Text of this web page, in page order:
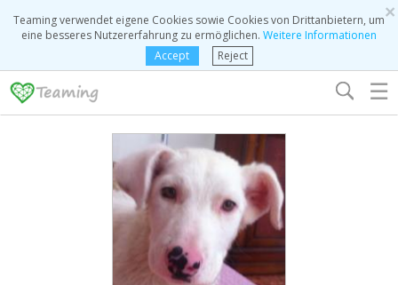
×
Teaming verwendet eigene Cookies sowie Cookies von Drittanbietern, um
eine besseres Nutzererfahrung zu ermöglichen. Weitere Informationen
Accept
Reject
☰